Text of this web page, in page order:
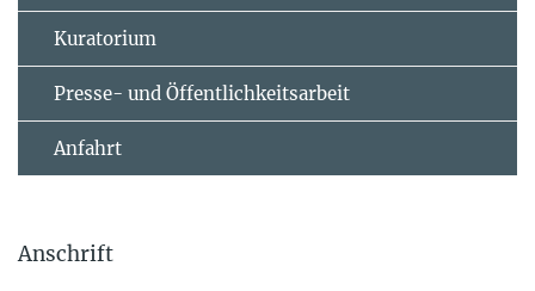
Kuratorium
Presse- und Öffentlichkeitsarbeit
Anfahrt
Anschrift